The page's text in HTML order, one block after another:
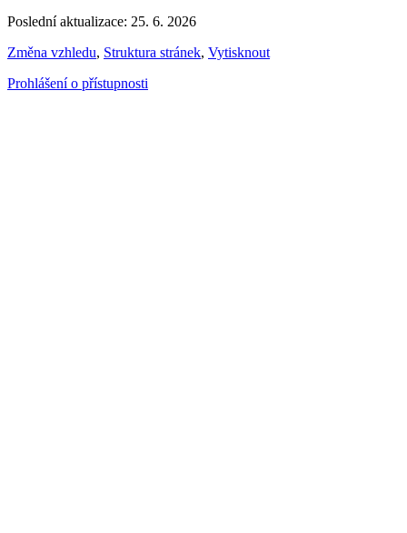
Poslední aktualizace: 25. 6. 2026
Změna vzhledu, Struktura stránek, Vytisknout
Prohlášení o přístupnosti